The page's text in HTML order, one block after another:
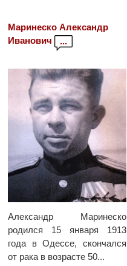
Маринеско Александр
Иванович
...
Александр Маринеско
родился 15 января 1913
года в Одессе, скончался
от рака в возрасте 50...